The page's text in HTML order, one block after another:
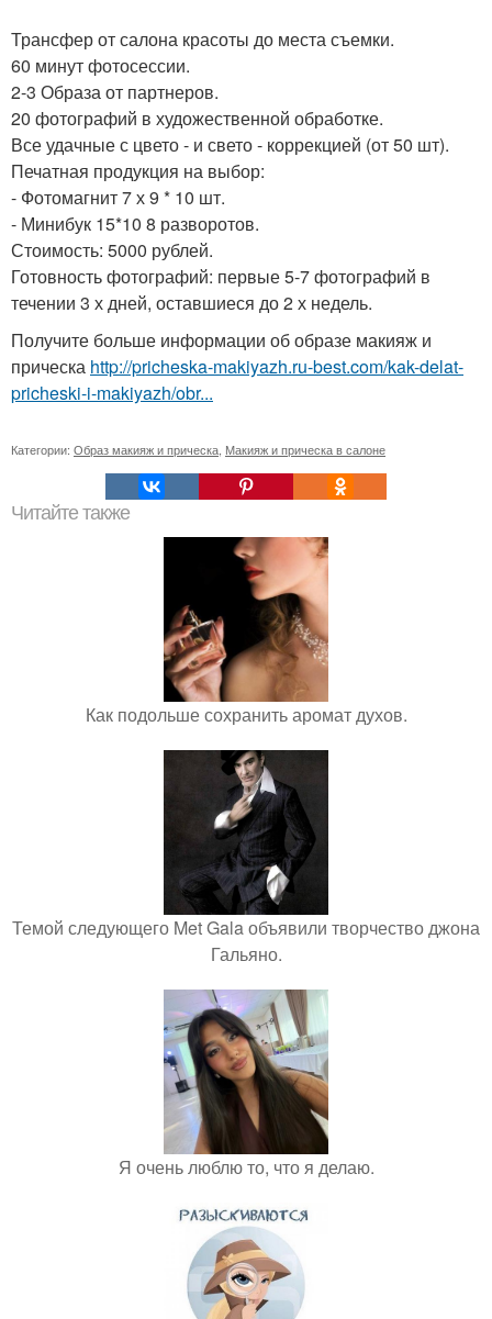
Трансфер от салона красоты до места съемки.
60 минут фотосессии.
2-3 Образа от партнеров.
20 фотографий в художественной обработке.
Все удачные с цвето - и свето - коррекцией (от 50 шт).
Печатная продукция на выбор:
- Фотомагнит 7 х 9 * 10 шт.
- Минибук 15*10 8 разворотов.
Стоимость: 5000 рублей.
Готовность фотографий: первые 5-7 фотографий в
течении 3 х дней, оставшиеся до 2 х недель.
Получите больше информации об образе макияж и
прическа http://pricheska-makiyazh.ru-best.com/kak-delat-
pricheski-i-makiyazh/obr...
Категории: Образ макияж и прическа Макияж и прическа в салоне
Читайте также
Как подольше сохранить аромат духов.
Темой следующего Met Gala объявили творчество джона
Гальяно.
Я очень люблю то, что я делаю.